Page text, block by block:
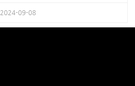
2024-09-08